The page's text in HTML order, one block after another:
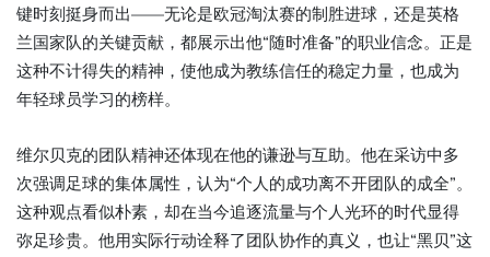
键时刻挺身而出——无论是欧冠淘汰赛的制胜进球，还是英格
兰国家队的关键贡献，都展示出他“随时准备”的职业信念。正是
这种不计得失的精神，使他成为教练信任的稳定力量，也成为
年轻球员学习的榜样。
维尔贝克的团队精神还体现在他的谦逊与互助。他在采访中多
次强调足球的集体属性，认为“个人的成功离不开团队的成全”。
这种观点看似朴素，却在当今追逐流量与个人光环的时代显得
弥足珍贵。他用实际行动诠释了团队协作的真义，也让“黑贝”这